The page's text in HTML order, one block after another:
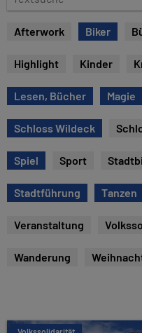
e
c
e
Afterwork Biker
Highlight Kinder
Lesen, Bücher Magie
Schloss Wildeck
Spiel Sport
Stadtführung Tanzen
Veranstaltung
Wanderung